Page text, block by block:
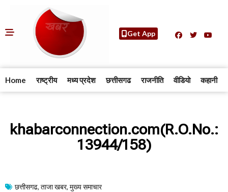
Get App
Home राष्ट्रीय मध्य प्रदेश छत्तीसगढ राजनीति वीडियो कहानी
khabarconnection.com(R.O.No.:
13944/158)
छत्तीसगढ, ताजा खबर, मुख्य समाचार​